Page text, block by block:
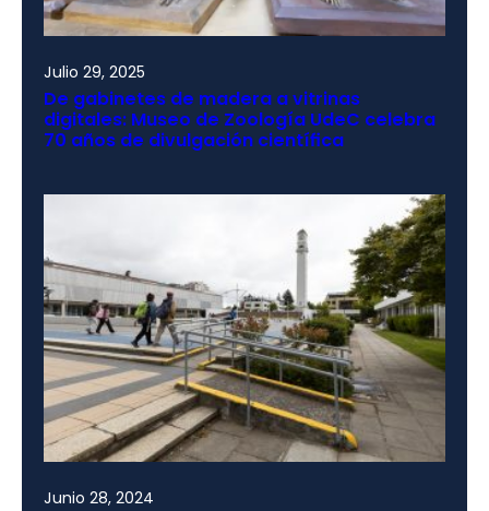
Julio 29, 2025
De gabinetes de madera a vitrinas
digitales: Museo de Zoología UdeC celebra
70 años de divulgación científica
Junio 28, 2024